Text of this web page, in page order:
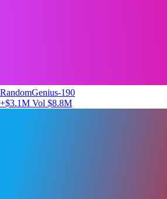
RandomGenius-190
+$3.1M Vol $8.8M